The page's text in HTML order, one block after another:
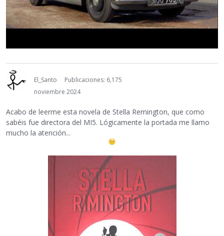
El_Santo
Publicaciones: 6,175
noviembre 2024
Acabo de leerme esta novela de Stella Remington, que como
sabéis fue directora del MI5. Lógicamente la portada me llamo
mucho la atención...